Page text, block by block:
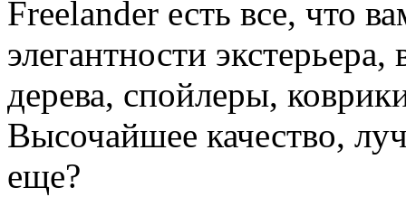
Freelander есть все, что
элегантности
дерева, спойлеры,
Высочайшее качество,
еще?